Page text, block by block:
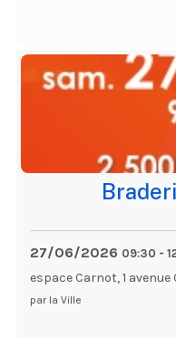
27/06/2026 09:30 -
espace Carnot, 1
par la Ville